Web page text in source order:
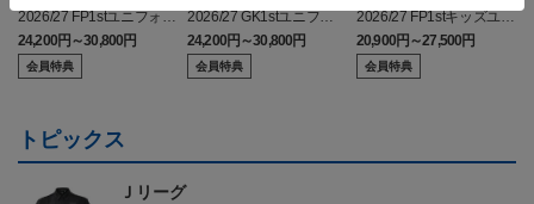
2026/27 FP1stユニフォー
ム
24,200円～30,800円
会員特典
2026/27 GK1stユニフォ
ーム
24,200円～30,800円
会員特典
2026/27 FP1stキッズユニ
フォーム
20,900円～27,500円
会員特典
トピックス
Ｊリーグ